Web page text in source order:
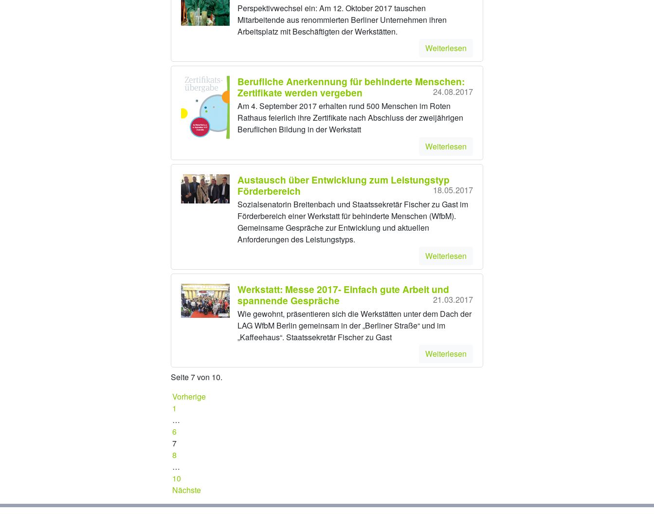
Perspektivwechsel ein: Am 12. Oktober 2017 tauschen
Mitarbeitende aus renommierten Berliner Unternehmen ihren
Arbeitsplatz mit Beschäftigten der Werkstätten.
Weiterlesen
Berufliche Anerkennung für behinderte Menschen:
Zertifikate werden vergeben
24.08.2017
Am 4. September 2017 erhalten rund 500 Menschen im Roten
Rathaus feierlich ihre Zertifikate nach Abschluss der zweijährigen
Beruflichen Bildung in der Werkstatt
Weiterlesen
Austausch über Entwicklung zum Leistungstyp
Förderbereich
18.05.2017
Sozialsenatorin Breitenbach und Staatssekretär Fischer zu Gast im
Förderbereich einer Werkstatt für behinderte Menschen (WfbM).
Gemeinsame Gespräche zur Entwicklung und aktuellen
Anforderungen des Leistungstyps.
Weiterlesen
Werkstatt: Messe 2017- Einfach gute Arbeit und
spannende Gespräche
21.03.2017
Wie gewohnt, präsentieren sich die Werkstätten unter dem Dach der
LAG WfbM Berlin gemeinsam in der „Berliner Straße“ und im
„Kaffeehaus“. Staatssekretär Fischer zu Gast
Weiterlesen
Seite 7 von 10.
Vorherige
1
…
6
7
8
…
10
Nächste